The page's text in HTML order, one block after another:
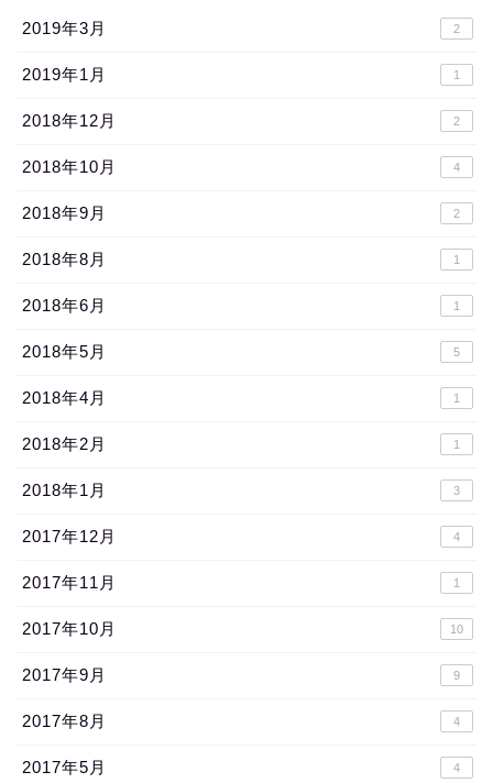
2019年3月 2
2019年1月 1
2018年12月 2
2018年10月 4
2018年9月 2
2018年8月 1
2018年6月 1
2018年5月 5
2018年4月 1
2018年2月 1
2018年1月 3
2017年12月 4
2017年11月 1
2017年10月 10
2017年9月 9
2017年8月 4
2017年5月 4